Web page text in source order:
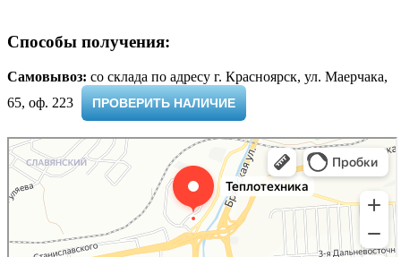
Способы получения:
Самовывоз: cо склада по адресу г. Красноярск, ул. Маерчака,
65, оф. 223 ​
ПРОВЕРИТЬ НАЛИЧИЕ